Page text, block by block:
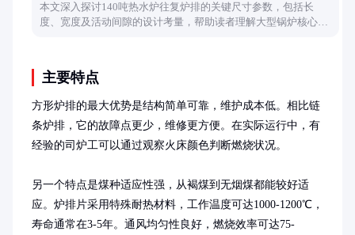
本文深入探讨140吨热水炉往复炉排的关键尺寸参数，包括长
度、宽度及活动间隙的设计考量，帮助读者理解大型锅炉核心部
主要特点
方形炉排的最大优势是结构简单可靠，维护成本低。相比链
条炉排，它的故障点更少，维修更方便。在实际运行中，有
经验的司炉工可以通过观察火床颜色判断燃烧状况。
另一个特点是煤种适应性强，从褐煤到无烟煤都能较好适
应。炉排片采用特殊耐热材料，工作温度可达1000-1200℃，
寿命通常在3-5年。通风均匀性良好，燃烧效率可达75-